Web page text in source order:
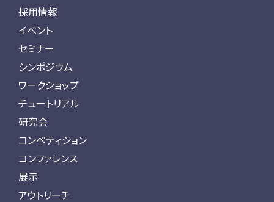
採用情報
イベント
セミナー
シンポジウム
ワークショップ
チュートリアル
研究会
コンペティション
コンファレンス
展示
アウトリーチ